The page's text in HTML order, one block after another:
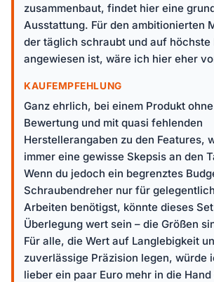
zusammenbaut, findet hier eine
Ausstattung. Für den ambitionierten
der täglich schraubt und auf höchste
angewiesen ist, wäre ich hier eher
KAUFEMPFEHLUNG
Ganz ehrlich, bei einem Produkt
Bewertung und mit quasi fehlenden
Herstellerangaben zu den Features,
immer eine gewisse Skepsis an den
Wenn du jedoch ein begrenztes
Schraubendreher nur für
Arbeiten benötigst, könnte dieses
Überlegung wert sein – die Größen
Für alle, die Wert auf Langlebigkeit
zuverlässige Präzision legen, würde
lieber ein paar Euro mehr in die